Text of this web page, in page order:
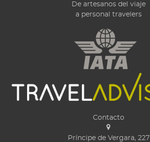
De artesanos del viaje
a personal travelers
Contacto
Príncipe de Vergara, 227